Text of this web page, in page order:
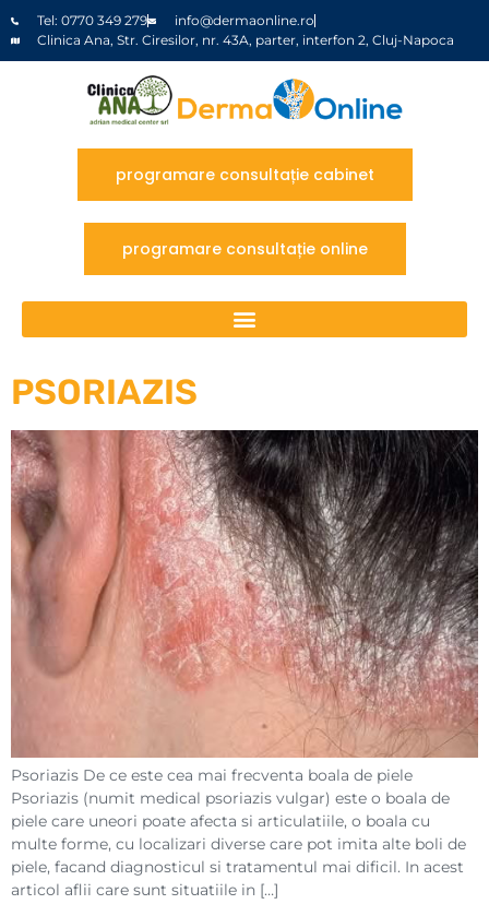
Tel: 0770 349 279
info@dermaonline.ro
Clinica Ana, Str. Ciresilor, nr. 43A, parter, interfon 2, Cluj-Napoca
programare consultație cabinet
programare consultație online
PSORIAZIS
Psoriazis De ce este cea mai frecventa boala de piele
Psoriazis (numit medical psoriazis vulgar) este o boala de
piele care uneori poate afecta si articulatiile, o boala cu
multe forme, cu localizari diverse care pot imita alte boli de
piele, facand diagnosticul si tratamentul mai dificil. In acest
articol aflii care sunt situatiile in […]